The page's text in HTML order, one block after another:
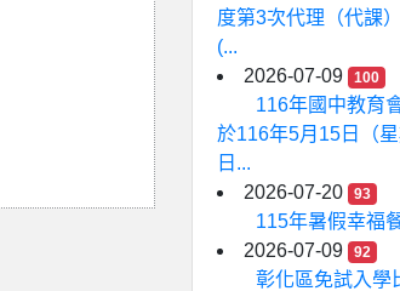
度第3次代理（代課
(...
2026-07-09
100
116年國中教育
於116年5月15日（
日...
2026-07-20
93
115年暑假幸福
2026-07-09
92
彰化區免試入學